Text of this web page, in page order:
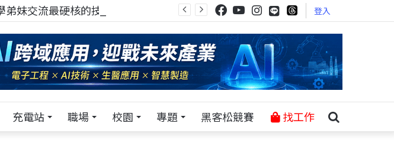
妹交流最硬核的技術 登入
充電站 職場 校園 專題 黑客松競賽 找工作